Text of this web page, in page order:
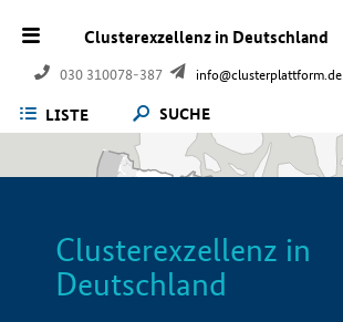
Clusterexzellenz in Deutschland
030 310078-387 info@clusterplattform.de
LISTE SUCHE
Clusterexzellenz in
Deutschland